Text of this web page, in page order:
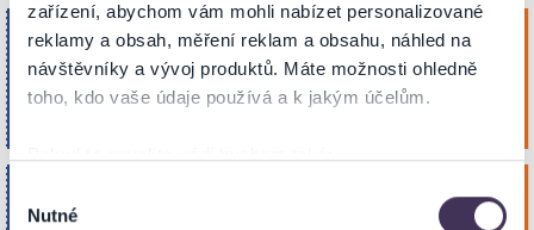
zařízení, abychom vám mohli nabízet personalizované
reklamy a obsah, měření reklam a obsahu, náhled na
návštěvníky a vývoj produktů. Máte možnosti ohledně
toho, kdo vaše údaje používá a k jakým účelům.
které mohou být přesné na několik metrů
souhlasu
Nutné
úterý
23
Bře. 2027
TECHTLE MECHTLE - HALÓ, TADY
MÁMA!
Divadlo Boženy Němcové